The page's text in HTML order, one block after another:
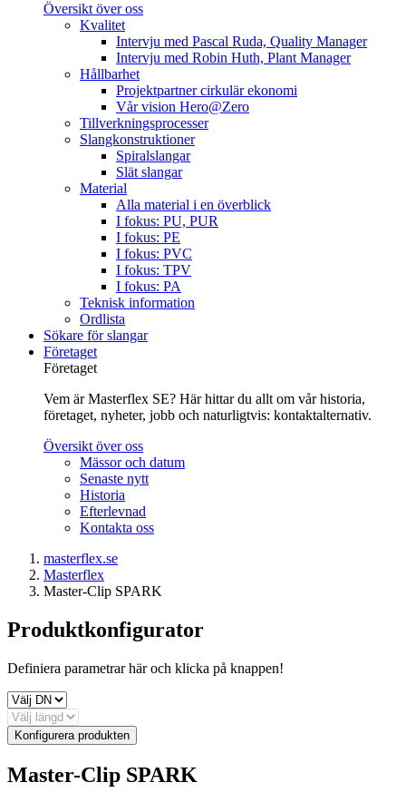
Översikt över oss
Kvalitet
Intervju med Pascal Ruda, Quality Manager
Intervju med Robin Huth, Plant Manager
Hållbarhet
Projektpartner cirkulär ekonomi
Vår vision Hero@Zero
Tillverkningsprocesser
Slangkonstruktioner
Spiralslangar
Slät slangar
Material
Alla material i en överblick
I fokus: PU, PUR
I fokus: PE
I fokus: PVC
I fokus: TPV
I fokus: PA
Teknisk information
Ordlista
Sökare för slangar
Företaget
Företaget
Vem är Masterflex SE? Här hittar du allt om vår historia,
företaget, nyheter, jobb och naturligtvis: kontaktalternativ.
Översikt över oss
Mässor och datum
Senaste nytt
Historia
Efterlevnad
Kontakta oss
masterflex.se
Masterflex
Master-Clip SPARK
Produktkonfigurator
Definiera parametrar här och klicka på knappen!
Konfigurera produkten
Master-Clip SPARK